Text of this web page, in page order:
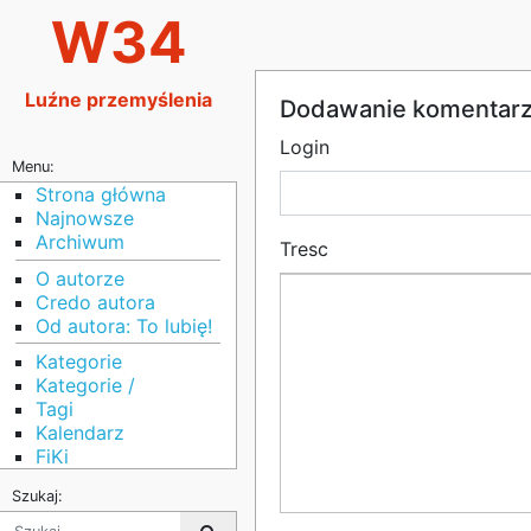
W34
Luźne przemyślenia
Menu:
Strona główna
Najnowsze
Archiwum
O autorze
Credo autora
Od autora: To lubię!
Kategorie
Kategorie /
Tagi
Kalendarz
FiKi
Szukaj:
Dodawanie
Login
Tresc